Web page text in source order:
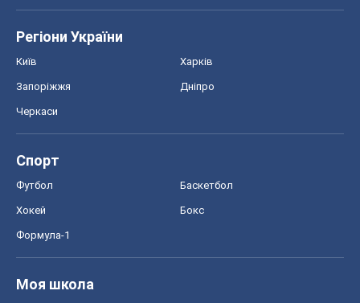
Регіони України
Київ Харків
Запоріжжя Дніпро
Черкаси
Спорт
Футбол Баскетбол
Хокей Бокс
Формула-1
Моя школа